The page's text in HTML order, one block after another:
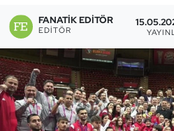
FANATIK EDITÖR
EDITÖR
Briç
Buz Hokeyi
Buz Pateni
Çim Hokeyi